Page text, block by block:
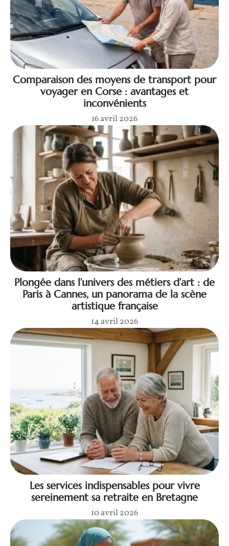
Comparaison des moyens de transport pour
voyager en Corse : avantages et
inconvénients
16 avril 2026
Plongée dans l’univers des métiers d’art : de
Paris à Cannes, un panorama de la scène
artistique française
14 avril 2026
Les services indispensables pour vivre
sereinement sa retraite en Bretagne
10 avril 2026